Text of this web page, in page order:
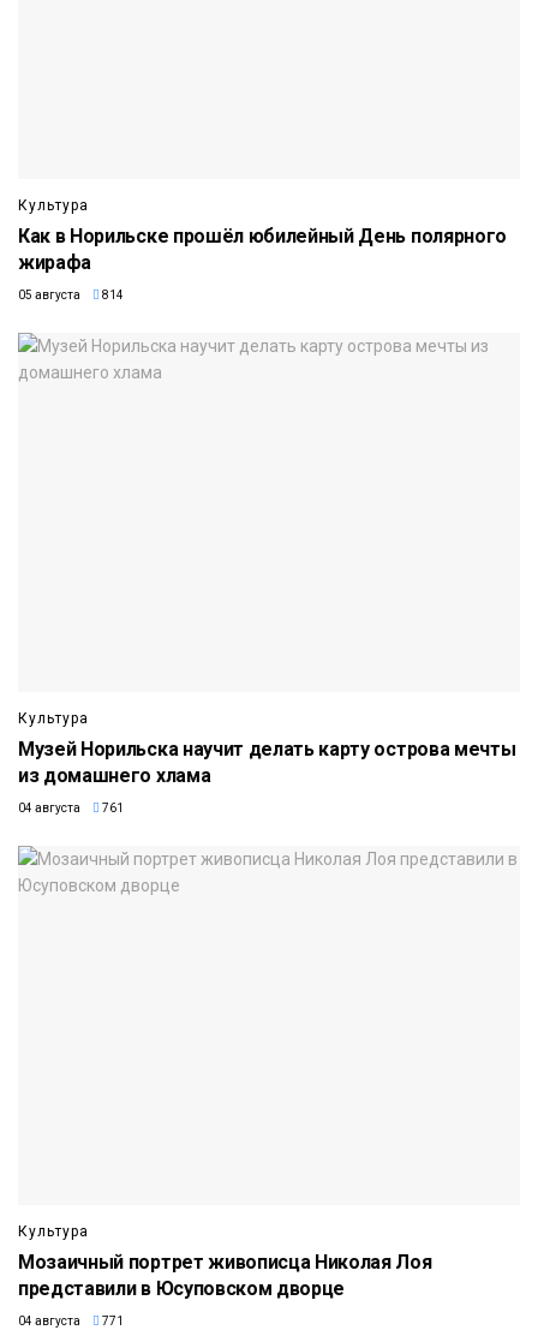
Культура
Как в Норильске прошёл юбилейный День полярного
жирафа
05 августа 814
Культура
Музей Норильска научит делать карту острова мечты
из домашнего хлама
04 августа 761
Культура
Мозаичный портрет живописца Николая Лоя
представили в Юсуповском дворце
04 августа 771